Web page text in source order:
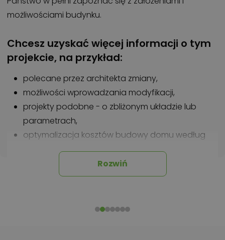
możliwościami budynku.
Chcesz uzyskać więcej informacji o tym
projekcie, na przykład:
polecane przez architekta zmiany,
możliwości wprowadzania modyfikacji,
projekty podobne - o zbliżonym układzie lub
parametrach,
optymalizacja kosztów budowy domu według
tego projektu,
informacje szczegółowe - np. wymiary
pomieszczeń, instalacje, materiały?
52 384 49 90lub
Rozwiń